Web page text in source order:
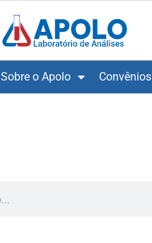
Sobre o Apolo Convênios